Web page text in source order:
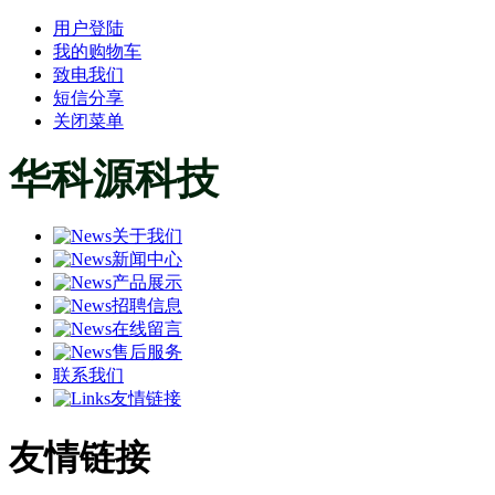
用户登陆
我的购物车
致电我们
短信分享
关闭菜单
华科源科技
关于我们
新闻中心
产品展示
招聘信息
在线留言
售后服务
联系我们
友情链接
友情链接